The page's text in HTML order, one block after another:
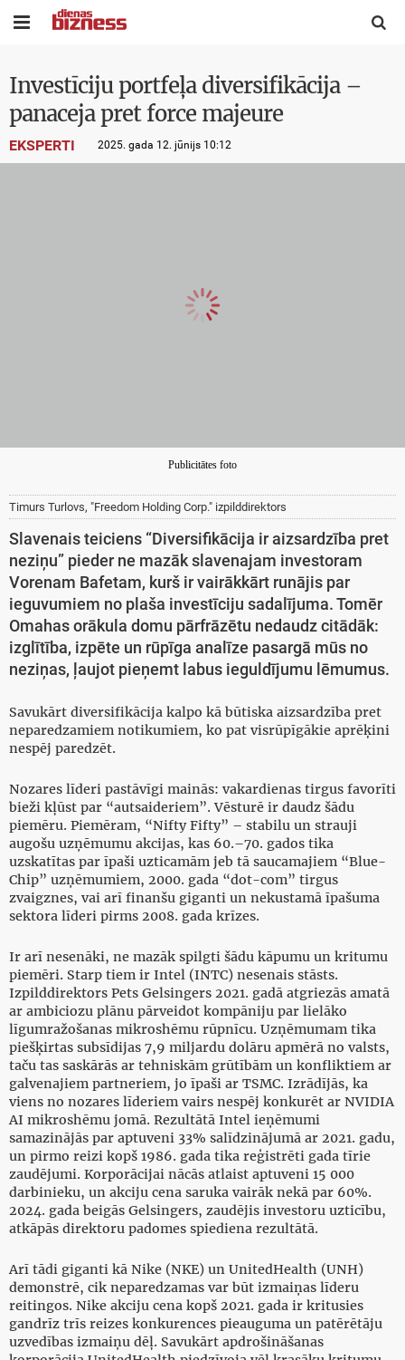
 
Investīciju portfeļa diversifikācija –
panaceja pret force majeure
EKSPERTI 2025. gada 12. jūnijs 10:12
Publicitātes foto
Timurs Turlovs, "Freedom Holding Corp." izpilddirektors
Slavenais teiciens “Diversifikācija ir aizsardzība pret
neziņu” pieder ne mazāk slavenajam investoram
Vorenam Bafetam, kurš ir vairākkārt runājis par
ieguvumiem no plaša investīciju sadalījuma. Tomēr
Omahas orākula domu pārfrāzētu nedaudz citādāk:
izglītība, izpēte un rūpīga analīze pasargā mūs no
neziņas, ļaujot pieņemt labus ieguldījumu lēmumus.
Savukārt diversifikācija kalpo kā būtiska aizsardzība pret
neparedzamiem notikumiem, ko pat visrūpīgākie aprēķini
nespēj paredzēt.
Nozares līderi pastāvīgi mainās: vakardienas tirgus favorīti
bieži kļūst par “autsaideriem”. Vēsturē ir daudz šādu
piemēru. Piemēram, “Nifty Fifty” – stabilu un strauji
augošu uzņēmumu akcijas, kas 60.–70. gados tika
uzskatītas par īpaši uzticamām jeb tā saucamajiem “Blue-
Chip” uzņēmumiem, 2000. gada “dot-com” tirgus
zvaigznes, vai arī finanšu giganti un nekustamā īpašuma
sektora līderi pirms 2008. gada krīzes.
Ir arī nesenāki, ne mazāk spilgti šādu kāpumu un kritumu
piemēri. Starp tiem ir Intel (INTC) nesenais stāsts.
Izpilddirektors Pets Gelsingers 2021. gadā atgriezās amatā
ar ambiciozu plānu pārveidot kompāniju par lielāko
līgumražošanas mikroshēmu rūpnīcu. Uzņēmumam tika
piešķirtas subsīdijas 7,9 miljardu dolāru apmērā no valsts,
taču tas saskārās ar tehniskām grūtībām un konfliktiem ar
galvenajiem partneriem, jo īpaši ar TSMC. Izrādījās, ka
viens no nozares līderiem vairs nespēj konkurēt ar NVIDIA
AI mikroshēmu jomā. Rezultātā Intel ieņēmumi
samazinājās par aptuveni 33% salīdzinājumā ar 2021. gadu,
un pirmo reizi kopš 1986. gada tika reģistrēti gada tīrie
zaudējumi. Korporācijai nācās atlaist aptuveni 15 000
darbinieku, un akciju cena saruka vairāk nekā par 60%.
2024. gada beigās Gelsingers, zaudējis investoru uzticību,
atkāpās direktoru padomes spiediena rezultātā.
Arī tādi giganti kā Nike (NKE) un UnitedHealth (UNH)
demonstrē, cik neparedzamas var būt izmaiņas līderu
reitingos. Nike akciju cena kopš 2021. gada ir kritusies
gandrīz trīs reizes konkurences pieauguma un patērētāju
uzvedības izmaiņu dēļ. Savukārt apdrošināšanas